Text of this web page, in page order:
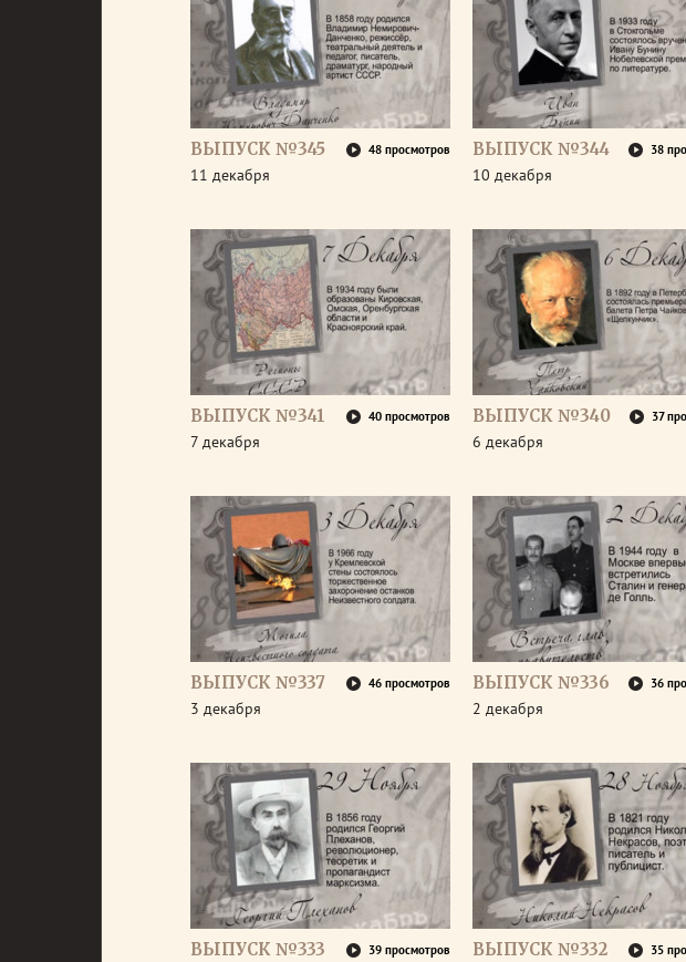
ВЫПУСК №345 48 просмотров
11 декабря
ВЫПУСК №344 38
10 декабря
ВЫПУСК №341 40 просмотров
7 декабря
ВЫПУСК №340 37
6 декабря
ВЫПУСК №337 46 просмотров
3 декабря
ВЫПУСК №336 36
2 декабря
ВЫПУСК №333 39 просмотров ВЫПУСК №332 35